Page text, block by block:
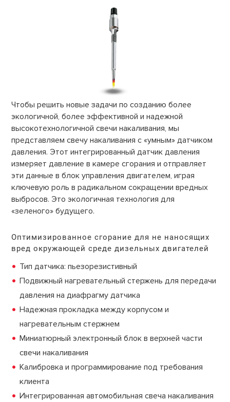
Чтобы решить новые задачи по созданию более
экологичной, более эффективной и надежной
высокотехнологичной свечи накаливания, мы
представляем свечу накаливания с «умным» датчиком
давления. Этот интегрированный датчик давления
измеряет давление в камере сгорания и отправляет
эти данные в блок управления двигателем, играя
ключевую роль в радикальном сокращении вредных
выбросов. Это экологичная технология для
«зеленого» будущего.
Оптимизированное сгорание для не наносящих
вред окружающей среде дизельных двигателей
Тип датчика: пьезорезистивный
Подвижный нагревательный стержень для передачи
давления на диафрагму датчика
Надежная прокладка между корпусом и
нагревательным стержнем
Миниатюрный электронный блок в верхней части
свечи накаливания
Калибровка и программирование под требования
клиента
Интегрированная автомобильная свеча накаливания